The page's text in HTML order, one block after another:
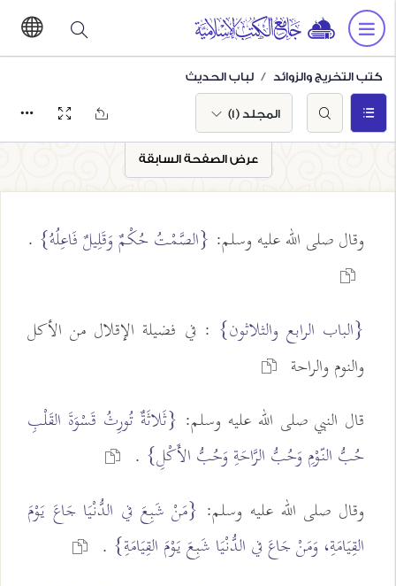
كتب التخريج والزوائد لباب الحديث
المجلد (1)
عرض الصفحة السابقة
وقال صلى الله عليه وسلم: {الصَّمْتُ حُكْمٌ وَقَلِيلٌ فَاعِلُهُ} .
{الباب الرابع والثلاثون} : في فضيلة الإقلال من الأكل
والنوم والراحة
قال النبي صلى الله عليه وسلم: {ثَلاثَةٌ تُورِثُ قَسْوَةَ القَلْبِ
حُبُّ النّوْمِ وَحُبُّ الرَّاحَةِ وَحُبُّ الأَكْلِ} .
وقال صلى الله عليه وسلم: {مَنْ شَبِعَ في الدُّنْيَا جَاعَ يَوْمَ
القِيَامَةِ، وَمَنْ جَاعَ في الدُّنْيَا شَبِعَ يَوْمَ القِيَامَةِ} .